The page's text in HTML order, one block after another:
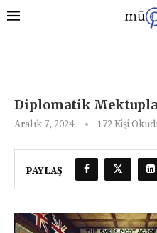
Diplomatik
Aralık 7, 2024 172Kişi
PAYLAŞ